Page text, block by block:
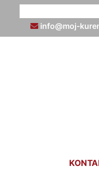
info@moj-